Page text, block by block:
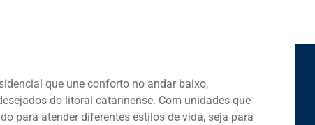
que une conforto no andar baixo,
do litoral catarinense. Com unidades que
para atender diferentes estilos de vida, seja para